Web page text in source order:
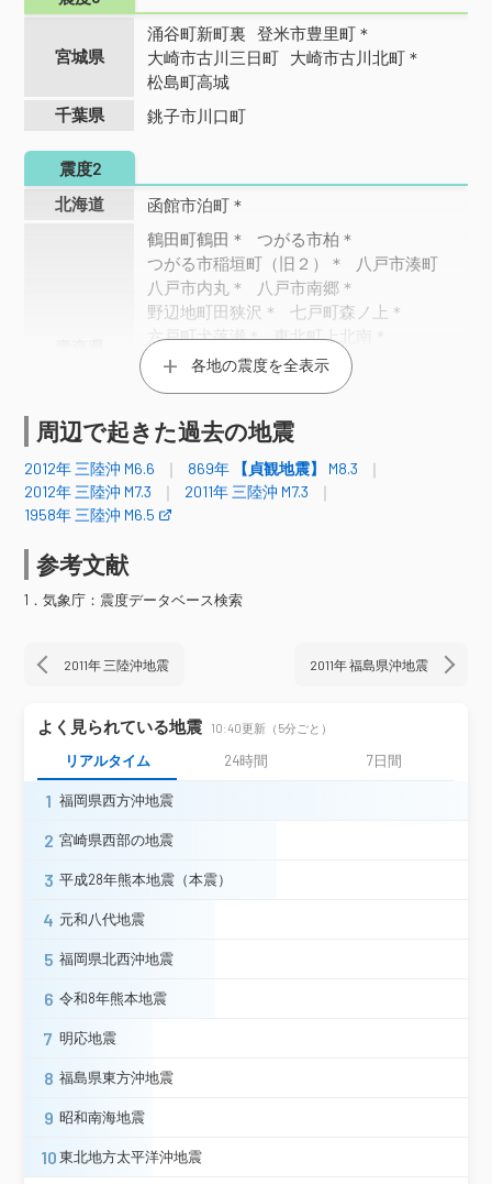
宮城県
涌谷町新町裏
登米市豊里町＊
大崎市古川三日町
大崎市古川北町＊
松島町高城
千葉県
銚子市川口町
震度2
北海道
函館市泊町＊
鶴田町鶴田＊
つがる市柏＊
つがる市稲垣町（旧２）＊
八戸市湊町
八戸市内丸＊
八戸市南郷＊
野辺地町田狭沢＊
七戸町森ノ上＊
六戸町犬落瀬＊ 東北町上北南＊
五戸町古舘 青森南部町平（旧２）＊
青森南部町苫米地＊
おいらせ町中下田＊
東通村小田野沢＊
宮古市五月町＊ 普代村銅屋（旧）＊
野田村野田＊
一戸町高善寺＊
矢巾町南矢幅（旧）＊ 滝沢市鵜飼＊
花巻市東和町（旧３）＊
遠野市松崎町＊
遠野市宮守町＊
一関市山目＊
一関市千厩町（旧）＊
一関市東山町（旧）＊
一関市室根町（旧）＊
金ケ崎町西根＊
気仙沼市赤岩
栗原市築館（旧）＊
角田市角田＊
大和町吉岡＊
各地の震度を全表示
周辺で起きた過去の地震
2012年 三陸沖 M6.6 869年 【貞観地震】
M8.3
2012年 三陸沖 M7.3
2011年 三陸沖 M7.3
1958年 三陸沖 M6.5
参考文献
1．気象庁：震度データベース検索
2011年 三陸沖地震 2011年 福島県沖地震
よく見られている地震 10:40更新（5分ごと）
リアルタイム 24時間 7日間
1 福岡県西方沖地震
2 宮崎県西部の地震
3 平成28年熊本地震（本震）
4 元和八代地震
5 福岡県北西沖地震
6 令和8年熊本地震
7 明応地震
8 福島県東方沖地震
9 昭和南海地震
10 東北地方太平洋沖地震